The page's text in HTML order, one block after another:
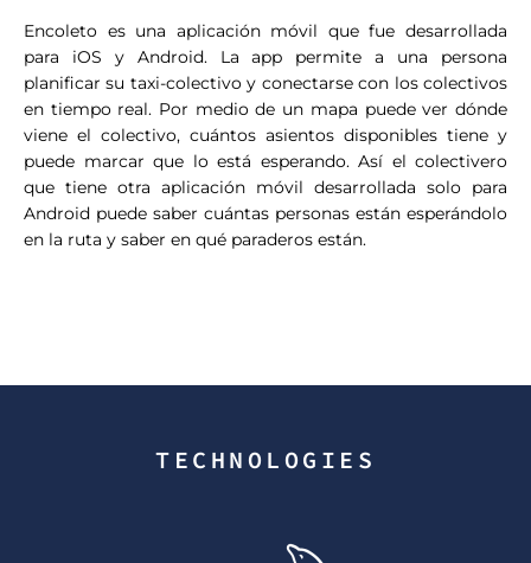
Encoleto es una aplicación móvil que fue desarrollada
para iOS y Android. La app permite a una persona
planificar su taxi-colectivo y conectarse con los colectivos
en tiempo real. Por medio de un mapa puede ver dónde
viene el colectivo, cuántos asientos disponibles tiene y
puede marcar que lo está esperando. Así el colectivero
que tiene otra aplicación móvil desarrollada solo para
Android puede saber cuántas personas están esperándolo
en la ruta y saber en qué paraderos están.
TECHNOLOGIES